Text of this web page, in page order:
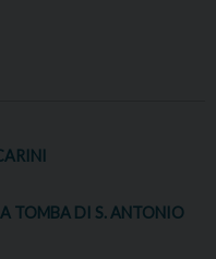
TOMBA DI S. ANTONIO